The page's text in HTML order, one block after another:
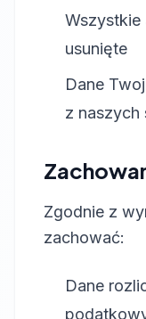
Wszystkie
usunięte
Dane
z naszych
Zgodnie z
zachować:
Dane